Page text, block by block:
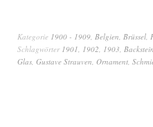
Kategorie 1900 - 1909, Belgien, Brüssel,
Schlagwörter 1901, 1902, 1903, Backstein
Glas, Gustave Strauven, Ornament,